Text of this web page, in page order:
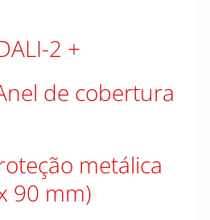
2
de cobertura
metálica
90 mm)